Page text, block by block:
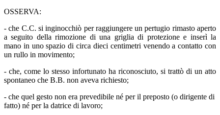
OSSERVA:
- che C.C. si inginocchiò per raggiungere un pertugio rimasto aperto
a seguito della rimozione di una griglia di protezione e inserì la
mano in uno spazio di circa dieci centimetri venendo a contatto con
un rullo in movimento;
- che, come lo stesso infortunato ha riconosciuto, si trattò di un atto
spontaneo che B.B. non aveva richiesto;
- che quel gesto non era prevedibile né per il preposto (o dirigente di
fatto) né per la datrice di lavoro;